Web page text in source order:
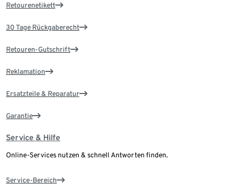
Retourenetikett
30 Tage Rückgaberecht
Retouren-Gutschrift
Reklamation
Ersatzteile & Reparatur
Garantie
Service & Hilfe
Online-Services nutzen & schnell Antworten finden.
Service-Bereich